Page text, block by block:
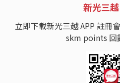
新光三
立即下載新光三越 APP 註冊
skm points 回